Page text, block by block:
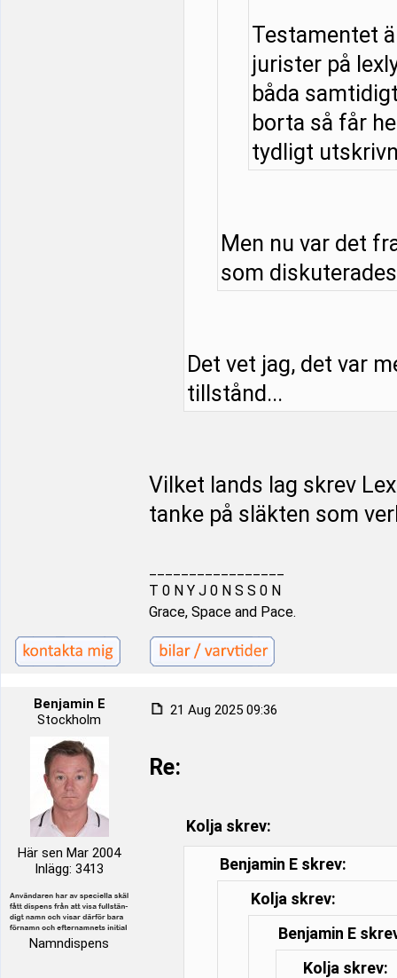
Testamentet
jurister på
båda
borta så får
tydligt
Men nu var det
som
Det vet jag, det var
tillstånd...
Vilket lands lag skrev
tanke på släkten som
T 0 N Y J 0 N S S 0 N
Grace, Space and Pace.
Benjamin E
Stockholm
Här sen Mar 2004
Inlägg: 3413
Namndispens
21 Aug 2025 09:36
Re:
Kolja skrev:
Benjamin E skrev:
Kolja skrev:
Benjamin E
Kolja skrev: